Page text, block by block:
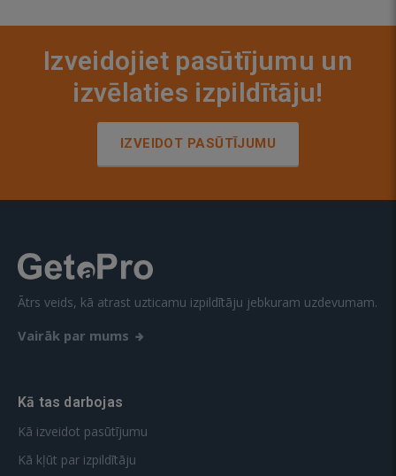
Izveidojiet pasūtījumu un
izvēlaties izpildītāju!
IZVEIDOT PASŪTĪJUMU
Ātrs veids, kā atrast uzticamu izpildītāju jebkuram uzdevumam.
Vairāk par mums
Kā tas darbojas
Kā izveidot pasūtījumu
Kā kļūt par izpildītāju